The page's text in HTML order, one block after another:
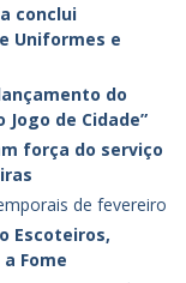
conclui
Uniformes e
do
de Cidade”
força do serviço
de fevereiro
Escoteiros,
Fome